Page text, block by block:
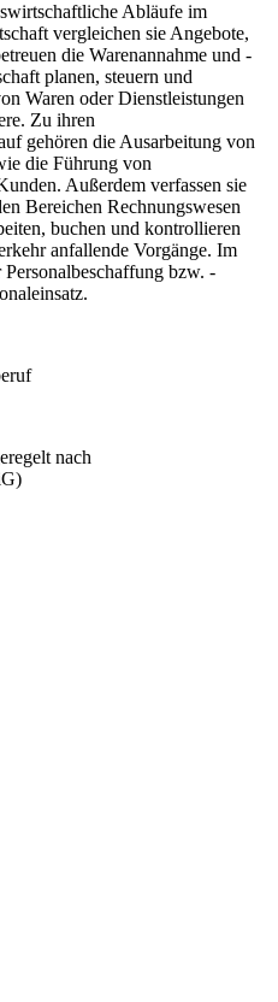
Abläufe im
vergleichen sie Angebote,
die Warenannahme und -
planen, steuern und
Waren oder Dienstleistungen
Zu ihren
gehören die Ausarbeitung von
die Führung von
Außerdem verfassen sie
Bereichen Rechnungswesen
buchen und kontrollieren
anfallende Vorgänge. Im
bzw. -
nach